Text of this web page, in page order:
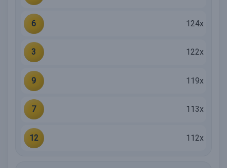
6 124x
3 122x
9 119x
7 113x
12 112x